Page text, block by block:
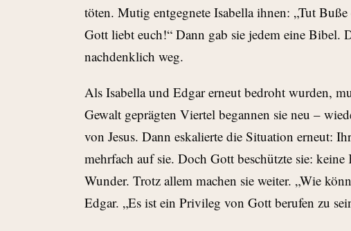
töten. Mutig entgegnete Isabella ihnen: „Tut
Gott liebt euch!“ Dann gab sie jedem eine Bibel.
nachdenklich weg.
Als Isabella und Edgar erneut bedroht wurden,
Gewalt geprägten Viertel begannen sie neu –
von Jesus. Dann eskalierte die Situation erneut:
mehrfach auf sie. Doch Gott beschützte sie:
Wunder. Trotz allem machen sie weiter. „Wie
Edgar. „Es ist ein Privileg von Gott berufen zu